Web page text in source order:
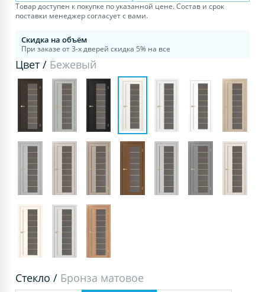
Товар доступен к покупке по указанной цене. Состав и срок
поставки менеджер согласует с вами.
Скидка на объём
При заказе от 3-х дверей скидка 5% на все
Цвет / Бежевый
Стекло / Бронза матовое